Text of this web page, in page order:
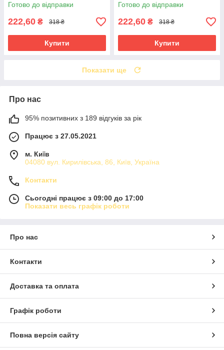
Готово до відправки
222,60 ₴ 318 ₴
Купити
Готово до відправки
222,60 ₴ 318 ₴
Купити
Показати ще
Про нас
95% позитивних з 189 відгуків за рік
Працює з 27.05.2021
м. Київ
04080 вул. Кирилівська, 86, Київ, Україна
Контакти
Сьогодні працює з 09:00 до 17:00
Показати весь графік роботи
Про нас
Контакти
Доставка та оплата
Графік роботи
Повна версія сайту